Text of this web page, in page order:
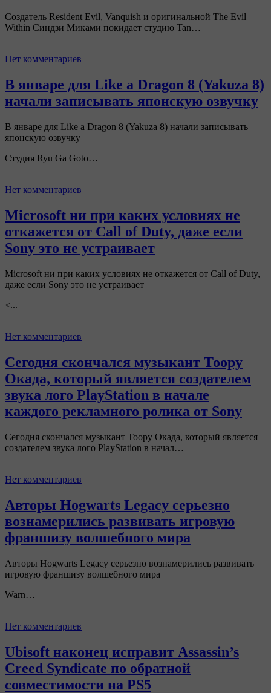
Создатель Resident Evil, Vanquish и оригинальной The Evil
Within Синдзи Миками покидает студию Tan…
Нет комментариев
В январе для Like a Dragon 8 (Yakuza 8)
начали записывать японскую озвучку
В январе для Like a Dragon 8 (Yakuza 8) начали записывать
японскую озвучку
Студия Ryu Ga Goto…
Нет комментариев
Microsoft ни при каких условиях не
откажется от Call of Duty, даже если
Sony это не устраивает
Microsoft ни при каких условиях не откажется от Call of Duty,
даже если Sony это не устраивает
<...
Нет комментариев
Сегодня скончался музыкант Тоору
Окада, который является создателем
звука лого PlayStation в начале
каждого рекламного ролика от Sony
Сегодня скончался музыкант Тоору Окада, который является
создателем звука лого PlayStation в начал…
Нет комментариев
Авторы Hogwarts Legacy серьезно
вознамерились развивать игровую
франшизу волшебного мира
Авторы Hogwarts Legacy серьезно вознамерились развивать
игровую франшизу волшебного мира
Warn…
Нет комментариев
Ubisoft наконец исправит Assassin’s
Creed Syndicate по обратной
совместимости на PS5